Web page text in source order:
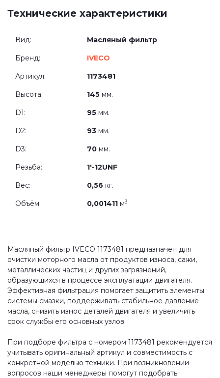
Технические характеристики
Вид: Масляный фильтр
Бренд: IVECO
Артикул: 1173481
Высота: 145 мм.
D1: 95 мм.
D2: 93 мм.
D3: 70 мм.
Резьба: 1'-12UNF
Вес: 0,56 кг.
Объём: 0,001411 м3
Масляный фильтр IVECO 1173481 предназначен для
очистки моторного масла от продуктов износа, сажи,
металлических частиц и других загрязнений,
образующихся в процессе эксплуатации двигателя.
Эффективная фильтрация помогает защитить элементы
системы смазки, поддерживать стабильное давление
масла, снизить износ деталей двигателя и увеличить
срок службы его основных узлов.
При подборе фильтра с номером 1173481 рекомендуется
учитывать оригинальный артикул и совместимость с
конкретной моделью техники. При возникновении
вопросов наши менеджеры помогут подобрать